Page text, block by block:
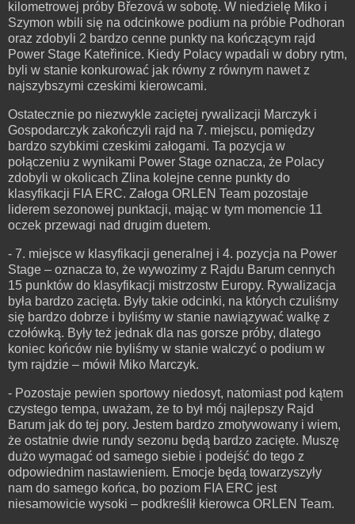
kilometrowej próby Březová w sobotę. W niedzielę Miko i
Szymon wbili się na odcinkowe podium na próbie Podhoran
oraz zdobyli 2 bardzo cenne punkty na kończącym rajd
Power Stage Kateřinice. Kiedy Polacy wpadali w dobry rytm,
byli w stanie konkurować jak równy z równym nawet z
najszybszymi czeskimi kierowcami.
Ostatecznie po niezwykle zaciętej rywalizacji Marczyk i
Gospodarczyk zakończyli rajd na 7. miejscu, pomiędzy
bardzo szybkimi czeskimi załogami. Ta pozycja w
połączeniu z wynikami Power Stage oznacza, że Polacy
zdobyli w okolicach Zlina kolejne cenne punkty do
klasyfikacji FIA ERC. Załoga ORLEN Team pozostaje
liderem sezonowej punktacji, mając w tym momencie 11
oczek przewagi nad drugim duetem.
- 7. miejsce w klasyfikacji generalnej i 4. pozycja na Power
Stage – oznacza to, że wywozimy z Rajdu Barum cennych
15 punktów do klasyfikacji mistrzostw Europy. Rywalizacja
była bardzo zacięta. Były takie odcinki, na których czuliśmy
się bardzo dobrze i byliśmy w stanie nawiązywać walkę z
czołówką. Były też jednak dla nas gorsze próby, dlatego
koniec końców nie byliśmy w stanie walczyć o podium w
tym rajdzie – mówił Miko Marczyk.
- Pozostaje pewien sportowy niedosyt, natomiast pod kątem
czystego tempa, uważam, że to był mój najlepszy Rajd
Barum jak do tej pory. Jestem bardzo zmotywowany i wiem,
że ostatnie dwie rundy sezonu będą bardzo zacięte. Muszę
dużo wymagać od samego siebie i podejść do tego z
odpowiednim nastawieniem. Emocje będą towarzyszyły
nam do samego końca, bo poziom FIA ERC jest
niesamowicie wysoki – podkreślił kierowca ORLEN Team.